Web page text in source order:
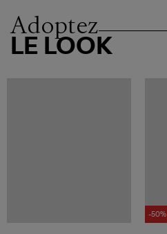
Adoptez
LE LOOK
-50%